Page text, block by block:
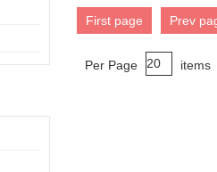
First page Prev
Per Page items